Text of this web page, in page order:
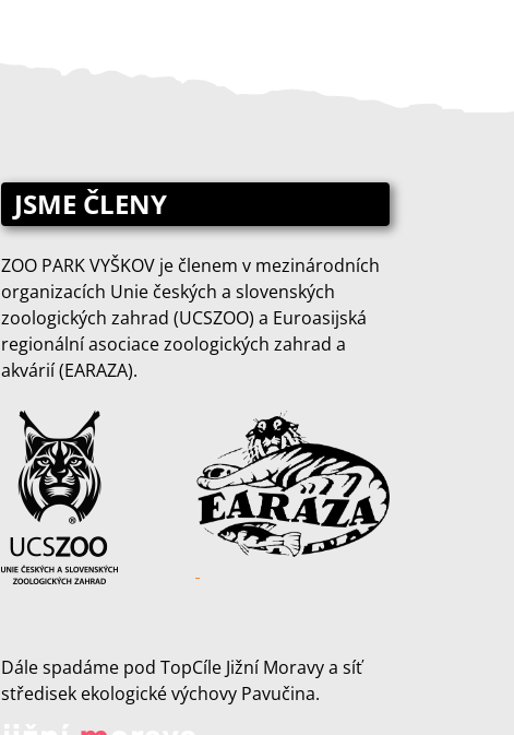
JSME ČLENY
ZOO PARK VYŠKOV je členem v mezinárodních
organizacích Unie českých a slovenských
zoologických zahrad (UCSZOO) a Euroasijská
regionální asociace zoologických zahrad a
akvárií (EARAZA).
Dále spadáme pod TopCíle Jižní Moravy a síť
středisek ekologické výchovy Pavučina.